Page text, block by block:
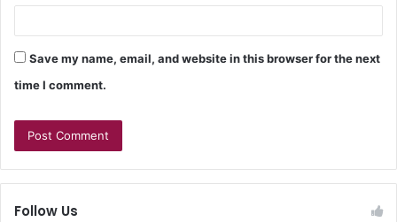
Save my name, email, and website in this browser for the next
time I comment.
Follow Us